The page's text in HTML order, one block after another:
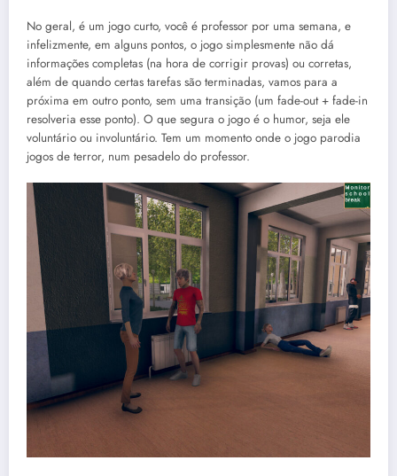
No geral, é um jogo curto, você é professor por uma semana, e
infelizmente, em alguns pontos, o jogo simplesmente não dá
informações completas (na hora de corrigir provas) ou corretas,
além de quando certas tarefas são terminadas, vamos para a
próxima em outro ponto, sem uma transição (um fade-out + fade-in
resolveria esse ponto). O que segura o jogo é o humor, seja ele
voluntário ou involuntário. Tem um momento onde o jogo parodia
jogos de terror, num pesadelo do professor.